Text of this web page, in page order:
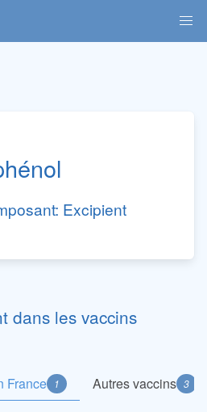
Excipient
dans les vaccins
France 1 Autres vaccins 3